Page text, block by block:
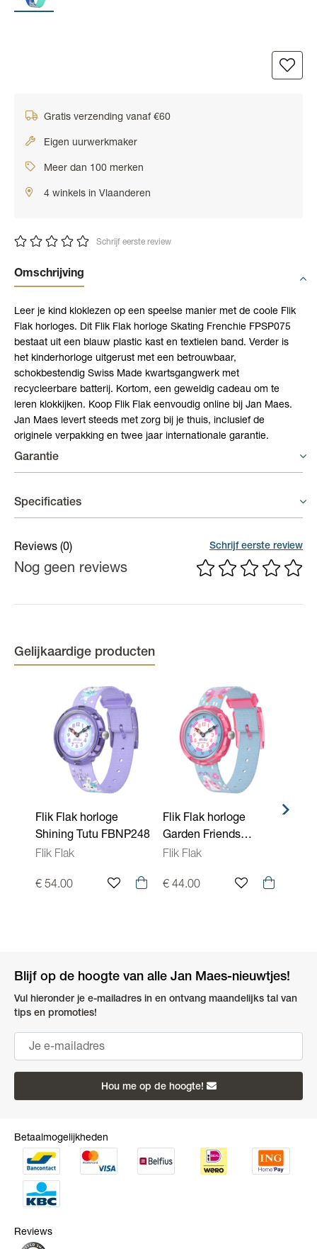
Gratis verzending vanaf €60
Eigen uurwerkmaker
Meer dan 100 merken
4 winkels in Vlaanderen
Schrijf eerste review
Omschrijving
Leer je kind kloklezen op een speelse manier met de coole Flik
Flak horloges. Dit Flik Flak horloge Skating Frenchie FPSP075
bestaat uit een blauw plastic kast en textielen band. Verder is
het kinderhorloge uitgerust met een betrouwbaar,
schokbestendig Swiss Made kwartsgangwerk met
recycleerbare batterij. Kortom, een geweldig cadeau om te
leren klokkijken. Koop Flik Flak eenvoudig online bij Jan Maes.
Jan Maes levert steeds met zorg bij je thuis, inclusief de
originele verpakking en twee jaar internationale garantie.
Garantie
van 2 jaar op fabricagefouten aan het binnenwerk.
Specificaties
Materiaal band
Materiaal kast Bio-plastic / biopoly
Kleur band Blauw
Binnenwerk
Waterdichtheid 3 ATM - 30 meter
Kenmerken Uurwerken Aflezing: analoog, Gespsluiting
Reviews (0) Schrijf eerste review
Nog geen reviews
Gelijkaardige producten
Flik Flak horloge
Shining Tutu FBNP248
Flik Flak
€ 54.00
Flik Flak horloge
Garden Friends
FBNP253
Flik Flak
€ 44.00
Blijf op de hoogte van alle Jan Maes-nieuwtjes!
Vul hieronder je e-mailadres in en ontvang maandelijks tal van
tips en promoties!
Hou me op de hoogte!
Betaalmogelijkheden
Reviews